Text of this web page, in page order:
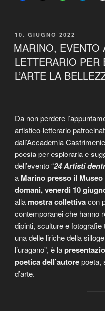
PUBBLICATO
IL
10. GIUGNO 2022
MARINO, EVENTO
LETTERARIO PER
L’ARTE LA
Da non perdere
artistico-letterario
dall’Accademia
poesia per esplorarla e
dell’evento “24 Artisti
a Marino presso il
domani, venerdì 10
alla mostra collettivacon
contemporanei che hanno
dipinti, sculture e
una delle liriche della
l’uragano”, è la
poetica dell’autorepoeta,
d’arte.